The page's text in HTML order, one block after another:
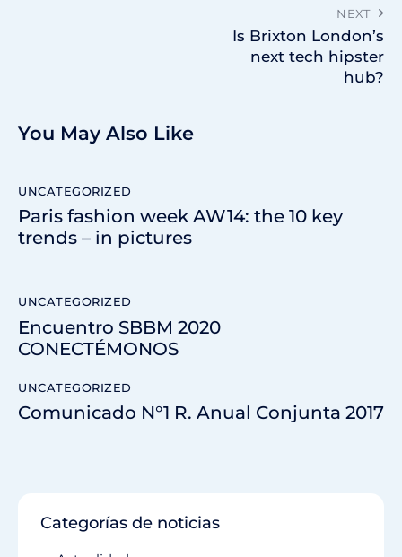
NEXT
Is Brixton London’s
next tech hipster
hub?
You May Also Like
UNCATEGORIZED
Paris fashion week AW14: the 10 key
trends – in pictures
UNCATEGORIZED
Encuentro SBBM 2020
CONECTÉMONOS
UNCATEGORIZED
Comunicado N°1 R. Anual Conjunta 2017
Categorías de noticias